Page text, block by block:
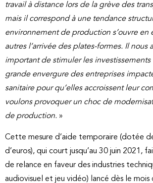
travail à distance lors de la grève des
mais il correspond à une tendance
environnement de production s’ouvre en
autres l’arrivée des plates-formes. Il nous
important de stimuler les
grande envergure des entreprises
sanitaire pour qu’elles accroissent leur
voulons provoquer un choc de
de production. »
Cette mesure d’aide temporaire (dotée
d’euros), qui court jusqu’au 30 juin 2021,
de relance en faveur des industries
audiovisuel et jeu vidéo) lancé dès le mois